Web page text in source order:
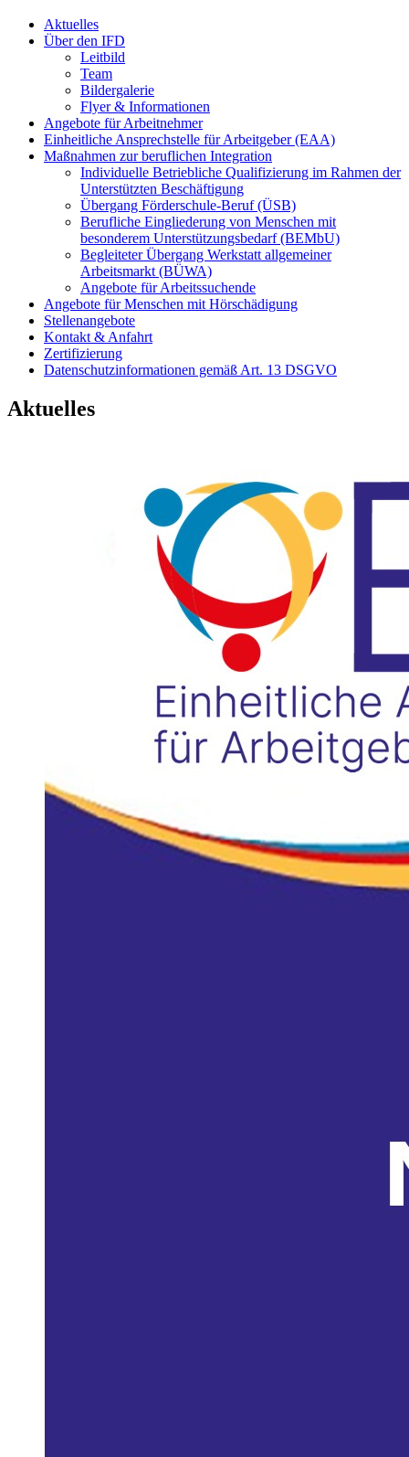
Aktuelles
Über den IFD
Leitbild
Team
Bildergalerie
Flyer & Informationen
Angebote für Arbeitnehmer
Einheitliche Ansprechstelle für Arbeitgeber (EAA)
Maßnahmen zur beruflichen Integration
Individuelle Betriebliche Qualifizierung im Rahmen der
Unterstützten Beschäftigung
Übergang Förderschule-Beruf (ÜSB)
Berufliche Eingliederung von Menschen mit
besonderem Unterstützungsbedarf (BEMbU)
Begleiteter Übergang Werkstatt allgemeiner
Arbeitsmarkt (BÜWA)
Angebote für Arbeitssuchende
Angebote für Menschen mit Hörschädigung
Stellenangebote
Kontakt & Anfahrt
Zertifizierung
Datenschutzinformationen gemäß Art. 13 DSGVO
Aktuelles